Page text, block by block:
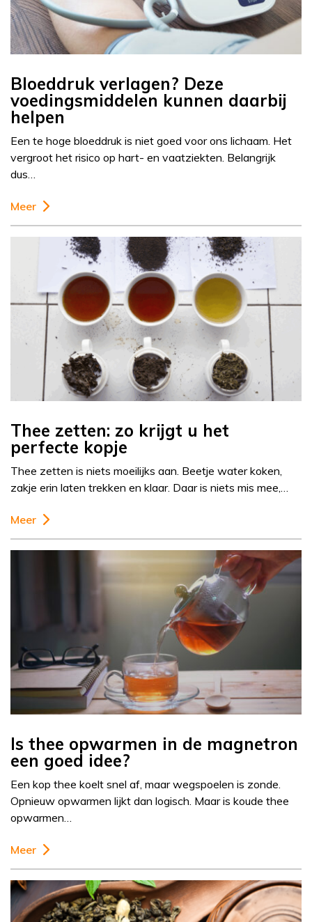
Bloeddruk verlagen? Deze
voedingsmiddelen kunnen daarbij
helpen
Een te hoge bloeddruk is niet goed voor ons lichaam. Het
vergroot het risico op hart- en vaatziekten. Belangrijk
dus…
Meer
Thee zetten: zo krijgt u het
perfecte kopje
Thee zetten is niets moeilijks aan. Beetje water koken,
zakje erin laten trekken en klaar. Daar is niets mis mee,…
Meer
Is thee opwarmen in de magnetron
een goed idee?
Een kop thee koelt snel af, maar wegspoelen is zonde.
Opnieuw opwarmen lijkt dan logisch. Maar is koude thee
opwarmen…
Meer